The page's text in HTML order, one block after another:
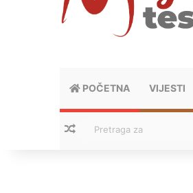
POČETNA VIJESTI
Nasumični tekstovi